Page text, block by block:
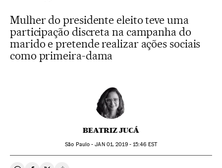
Mulher do presidente eleito teve uma
participação discreta na campanha do
marido e pretende realizar ações sociais
como primeira-dama
BEATRIZ JUCÁ
São Paulo -JAN01, 2019 - 15:46 EST